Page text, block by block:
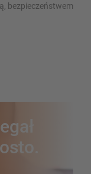
bezpieczeństwem